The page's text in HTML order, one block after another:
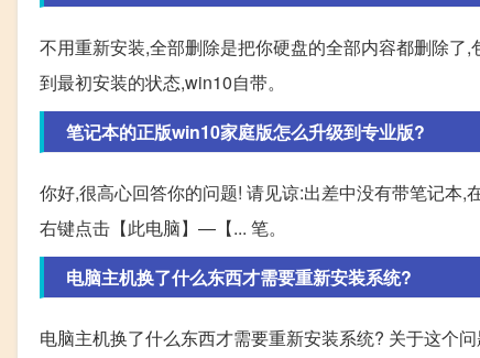
不用重新安装,全部删除是把你硬盘的全部内容都删除
到最初安装的状态,win10自带。
笔记本的正版win10家庭版怎么升级到专业版?
你好,很高心回答你的问题! 请见谅:出差中没有带笔记本
右键点击【此电脑】—【... 笔。
电脑主机换了什么东西才需要重新安装系统?
电脑主机换了什么东西才需要重新安装系统? 关于这个